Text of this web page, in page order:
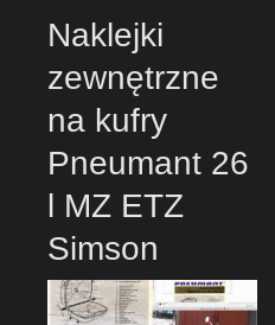
Naklejki
zewnętrzne
na kufry
Pneumant 26
l MZ ETZ
Simson